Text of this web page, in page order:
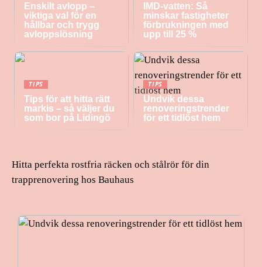
Enskilt avlopp –
viktiga val för en
hållbar och trygg
avloppslösning
IMD-vatten: Så
minskar fastigheter
förbrukningen med
upp till 25 %
TIPS
Tips för att hitta rätt
markis – så väljer du
som bor på Lidingö
TIPS
Undvik dessa
renoveringstrender
för ett tidlöst hem
Hitta perfekta rostfria räcken och stålrör för din
trapprenovering hos Bauhaus